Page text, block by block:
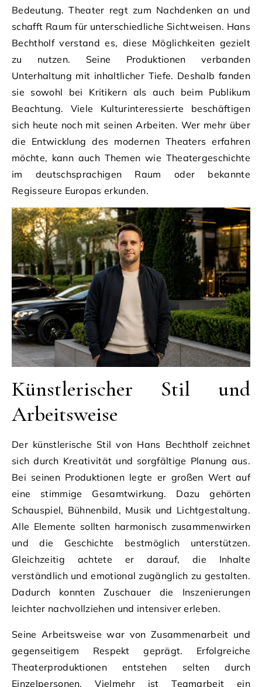
Bedeutung. Theater regt zum Nachdenken an und
schafft Raum für unterschiedliche Sichtweisen. Hans
Bechtholf verstand es, diese Möglichkeiten gezielt
zu nutzen. Seine Produktionen verbanden
Unterhaltung mit inhaltlicher Tiefe. Deshalb fanden
sie sowohl bei Kritikern als auch beim Publikum
Beachtung. Viele Kulturinteressierte beschäftigen
sich heute noch mit seinen Arbeiten. Wer mehr über
die Entwicklung des modernen Theaters erfahren
möchte, kann auch Themen wie Theatergeschichte
im deutschsprachigen Raum oder bekannte
Regisseure Europas erkunden.
Künstlerischer Stil und
Arbeitsweise
Der künstlerische Stil von Hans Bechtholf zeichnet
sich durch Kreativität und sorgfältige Planung aus.
Bei seinen Produktionen legte er großen Wert auf
eine stimmige Gesamtwirkung. Dazu gehörten
Schauspiel, Bühnenbild, Musik und Lichtgestaltung.
Alle Elemente sollten harmonisch zusammenwirken
und die Geschichte bestmöglich unterstützen.
Gleichzeitig achtete er darauf, die Inhalte
verständlich und emotional zugänglich zu gestalten.
Dadurch konnten Zuschauer die Inszenierungen
leichter nachvollziehen und intensiver erleben.
Seine Arbeitsweise war von Zusammenarbeit und
gegenseitigem Respekt geprägt. Erfolgreiche
Theaterproduktionen entstehen selten durch
Einzelpersonen. Vielmehr ist Teamarbeit ein